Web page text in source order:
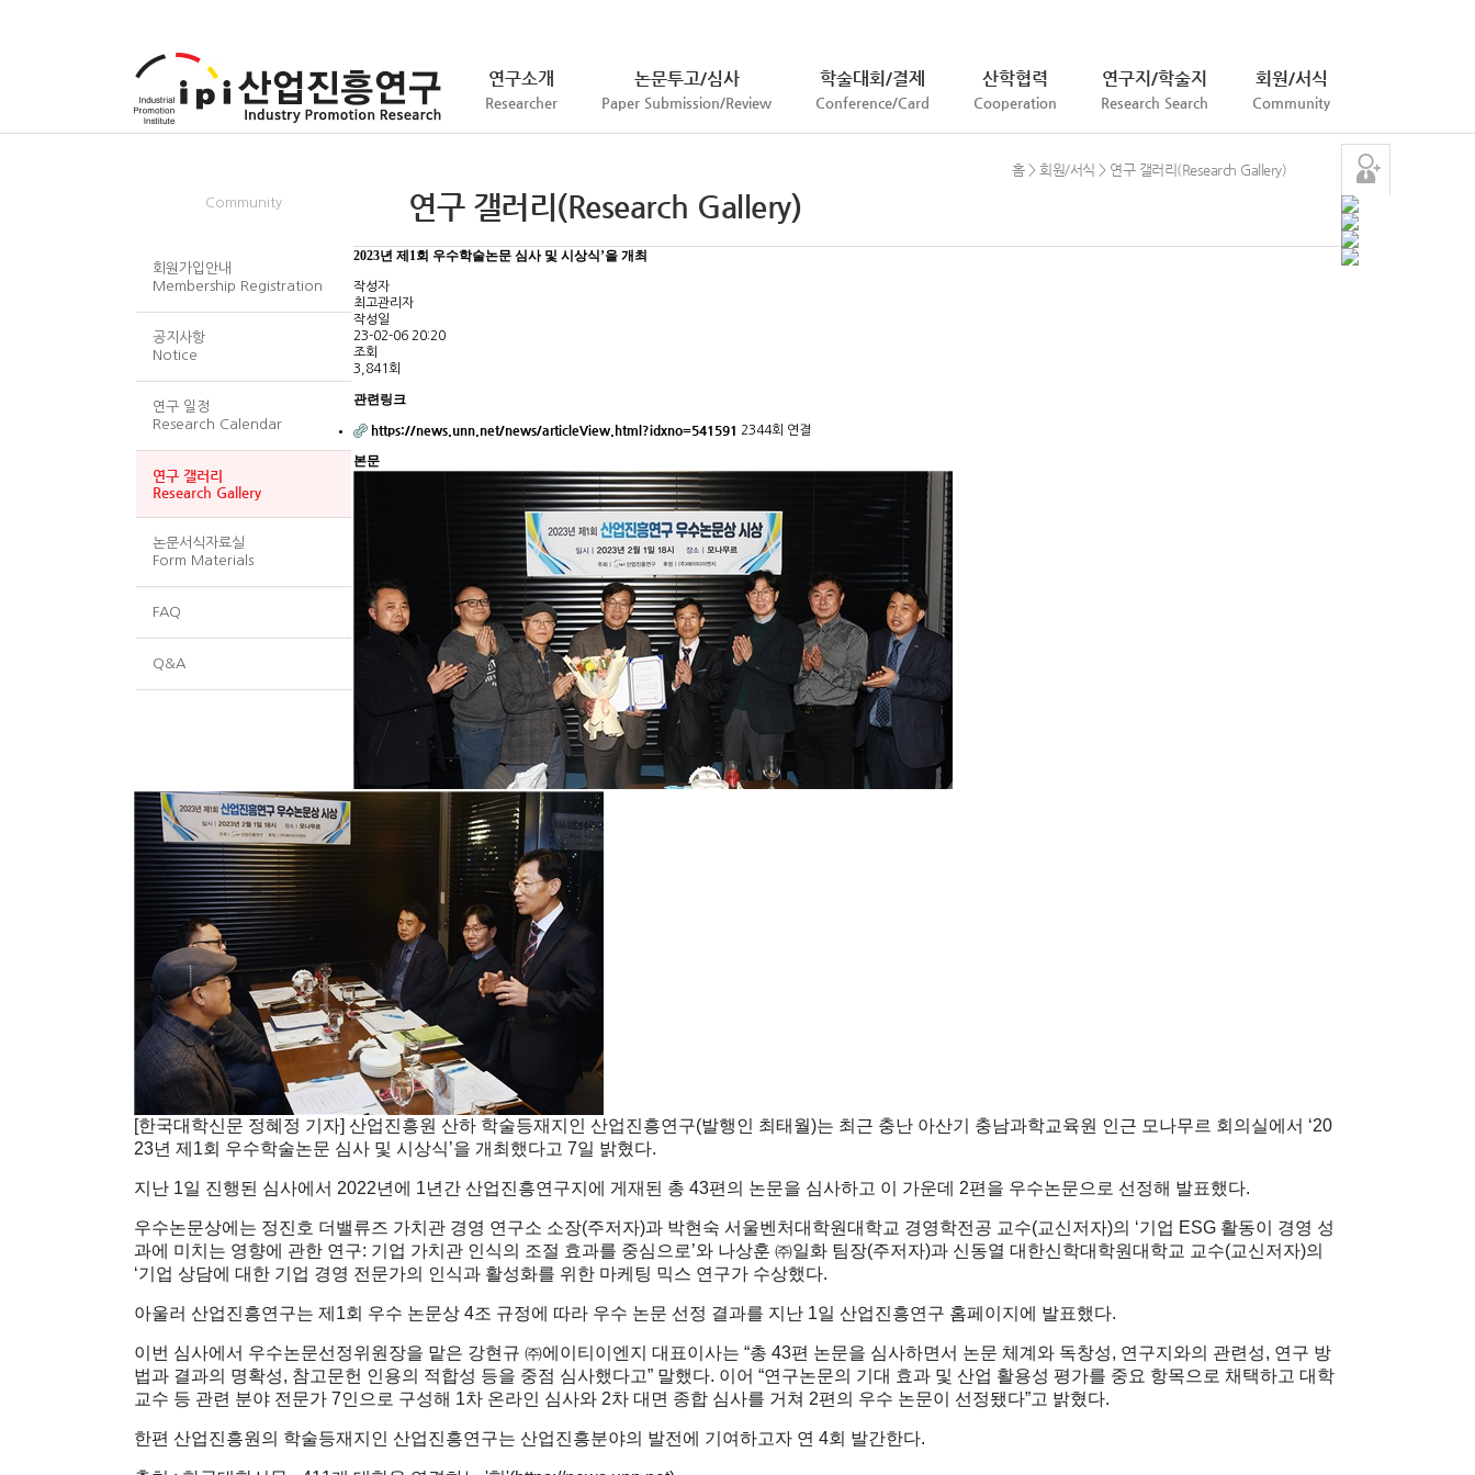
연구소개
Researcher
논문투고/심사
Paper Submission/Review
학술대회/결제
Conference/Card
산학협력
Cooperation
연구지/학술지
Research Search
회원/서식
Community
Community
회원가입안내
Membership Registration
공지사항
Notice
연구 일정
Research Calendar
연구 갤러리
Research Gallery
논문서식자료실
Form Materials
FAQ
Q&A
연구 갤러리(Research Gallery)
홈 > 회원/서식 > 연구 갤러리(Research Gallery)
2023년 제1회 우수학술논문 심사 및 시상식’을 개최
작성자
최고관리자
작성일
23-02-06 20:20
조회
3,841회
관련링크
https://news.unn.net/news/articleView.html?idxno=541591 2344회 연결
본문
[한국대학신문 정혜정 기자] 산업진흥원 산하 학술등재지인 산업진흥연구(발행인 최태월)는 최근 충난 아산기 충남과학교육원 인근 모나무르 회의실에서 ‘20
23년 제1회 우수학술논문 심사 및 시상식’을 개최했다고 7일 밝혔다.
지난 1일 진행된 심사에서 2022년에 1년간 산업진흥연구지에 게재된 총 43편의 논문을 심사하고 이 가운데 2편을 우수논문으로 선정해 발표했다.
우수논문상에는 정진호 더밸류즈 가치관 경영 연구소 소장(주저자)과 박현숙 서울벤처대학원대학교 경영학전공 교수(교신저자)의 ‘기업 ESG 활동이 경영 성
과에 미치는 영향에 관한 연구: 기업 가치관 인식의 조절 효과를 중심으로’와 나상훈 ㈜일화 팀장(주저자)과 신동열 대한신학대학원대학교 교수(교신저자)의
‘기업 상담에 대한 기업 경영 전문가의 인식과 활성화를 위한 마케팅 믹스 연구가 수상했다.
아울러 산업진흥연구는 제1회 우수 논문상 4조 규정에 따라 우수 논문 선정 결과를 지난 1일 산업진흥연구 홈페이지에 발표했다.
이번 심사에서 우수논문선정위원장을 맡은 강현규 ㈜에이티이엔지 대표이사는 “총 43편 논문을 심사하면서 논문 체계와 독창성, 연구지와의 관련성, 연구 방
법과 결과의 명확성, 참고문헌 인용의 적합성 등을 중점 심사했다고” 말했다. 이어 “연구논문의 기대 효과 및 산업 활용성 평가를 중요 항목으로 채택하고 대학
교수 등 관련 분야 전문가 7인으로 구성해 1차 온라인 심사와 2차 대면 종합 심사를 거쳐 2편의 우수 논문이 선정됐다”고 밝혔다.
한편 산업진흥원의 학술등재지인 산업진흥연구는 산업진흥분야의 발전에 기여하고자 연 4회 발간한다.